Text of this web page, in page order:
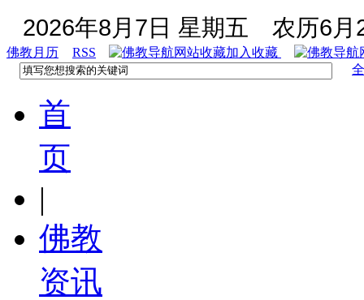
2026年8月7日 星期五 农历6月
佛教月历 RSS
加入收藏
首
页
|
佛教
资讯